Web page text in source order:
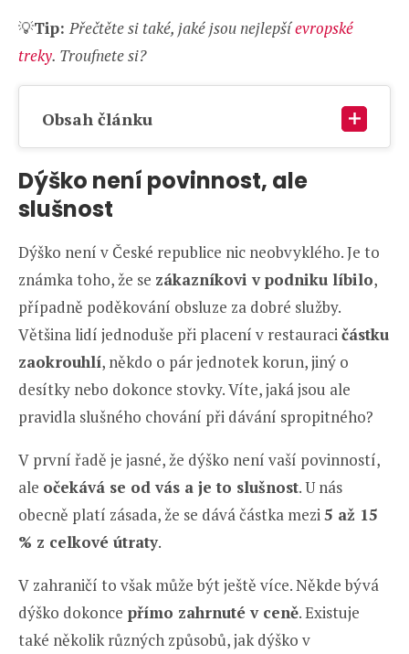
💡Tip:Přečtěte si také, jaké jsou nejlepšíevropské
treky. Troufnete si?
Obsah článku
Dýško není povinnost, ale
slušnost
Dýško není v České republice nic neobvyklého. Je to
známka toho, že se zákazníkovi v podniku líbilo,
případně poděkování obsluze za dobré služby.
Většina lidí jednoduše při placení v restauracičástku
zaokrouhlí, někdo o pár jednotek korun, jiný o
desítky nebo dokonce stovky. Víte, jaká jsou ale
pravidla slušného chování při dávání spropitného?
V první řadě je jasné, že dýško není vaší povinností,
ale očekává se od vás a je to slušnost. U nás
obecně platí zásada, že se dává částka mezi5 až 15
% z celkové útraty.
V zahraničí to však může být ještě více. Někde bývá
dýško dokonce přímo zahrnuté v ceně. Existuje
také několik různých způsobů, jak dýško v